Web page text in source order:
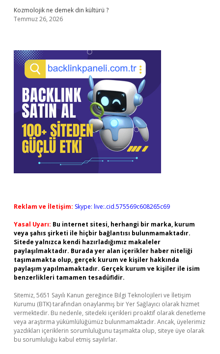
Kozmolojik ne demek din kültürü ?
Temmuz 26, 2026
Reklam ve İletişim: Skype: live:.cid.575569c608265c69
Yasal Uyarı: Bu internet sitesi, herhangi bir marka, kurum
veya şahıs şirketi ile hiçbir bağlantısı bulunmamaktadır.
Sitede yalnızca kendi hazırladığımız makaleler
paylaşılmaktadır. Burada yer alan içerikler haber niteliği
taşımamakta olup, gerçek kurum ve kişiler hakkında
paylaşım yapılmamaktadır. Gerçek kurum ve kişiler ile isim
benzerlikleri tamamen tesadüfidir.
Sitemiz, 5651 Sayılı Kanun gereğince Bilgi Teknolojileri ve İletişim
Kurumu (BTK) tarafından onaylanmış bir Yer Sağlayıcı olarak hizmet
vermektedir. Bu nedenle, sitedeki içerikleri proaktif olarak denetleme
veya araştırma yükümlülüğümüz bulunmamaktadır. Ancak, üyelerimiz
yazdıkları içeriklerin sorumluluğunu taşımakta olup, siteye üye olarak
bu sorumluluğu kabul etmiş sayılırlar.